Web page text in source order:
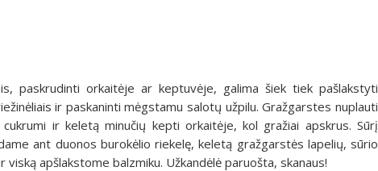
paskrudinti orkaitėje ar keptuvėje, galima šiek tiek pašlakstyti
ir paskaninti mėgstamu salotų užpilu. Gražgarstes nuplauti
ir keletą minučių kepti orkaitėje, kol gražiai apskrus. Sūrį
ant duonos burokėlio riekelę, keletą gražgarstės lapelių, sūrio
apšlakstome balzmiku. Užkandėlė paruošta, skanaus!